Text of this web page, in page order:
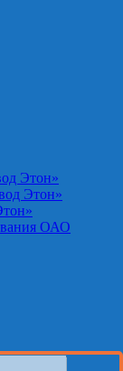
Этон»
Этон»
ОАО